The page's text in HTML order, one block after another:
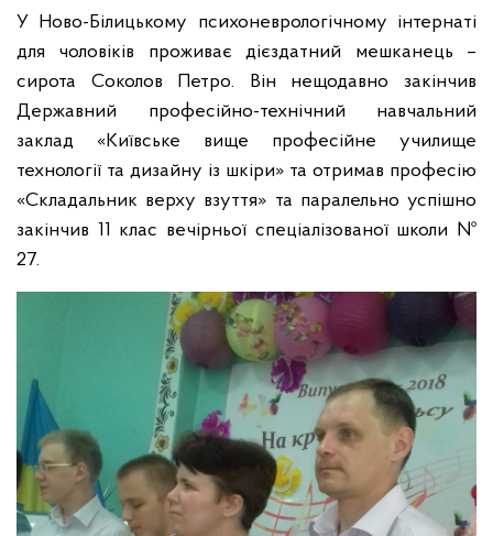
У Ново-Білицькому психоневрологічному інтернаті
для чоловіків проживає дієздатний мешканець –
сирота Соколов Петро. Він нещодавно закінчив
Державний професійно-технічний навчальний
заклад «Київське вище професійне училище
технології та дизайну із шкіри» та отримав професію
«Складальник верху взуття» та паралельно успішно
закінчив 11 клас вечірньої спеціалізованої школи №
27.